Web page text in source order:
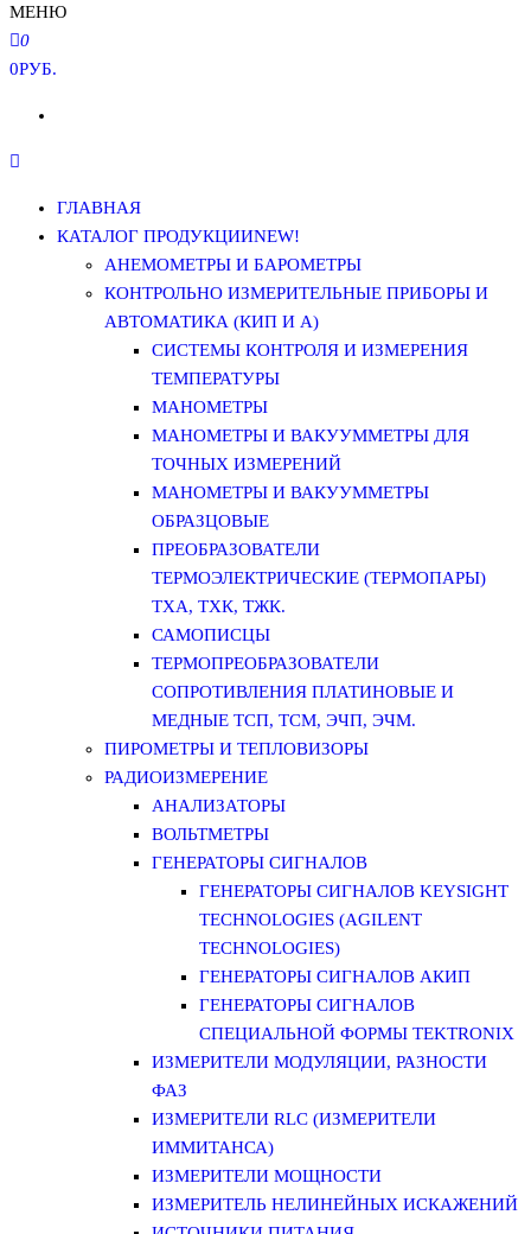
МЕНЮ
0
0РУБ.
ГЛАВНАЯ
КАТАЛОГ ПРОДУКЦИИNEW!
АНЕМОМЕТРЫ И БАРОМЕТРЫ
КОНТРОЛЬНО ИЗМЕРИТЕЛЬНЫЕ ПРИБОРЫ И
АВТОМАТИКА (КИП И А)
СИСТЕМЫ КОНТРОЛЯ И ИЗМЕРЕНИЯ
ТЕМПЕРАТУРЫ
МАНОМЕТРЫ
МАНОМЕТРЫ И ВАКУУММЕТРЫ ДЛЯ
ТОЧНЫХ ИЗМЕРЕНИЙ
МАНОМЕТРЫ И ВАКУУММЕТРЫ
ОБРАЗЦОВЫЕ
ПРЕОБРАЗОВАТЕЛИ
ТЕРМОЭЛЕКТРИЧЕСКИЕ (ТЕРМОПАРЫ)
ТХА, ТХК, ТЖК.
САМОПИСЦЫ
ТЕРМОПРЕОБРАЗОВАТЕЛИ
СОПРОТИВЛЕНИЯ ПЛАТИНОВЫЕ И
МЕДНЫЕ ТСП, ТСМ, ЭЧП, ЭЧМ.
ПИРОМЕТРЫ И ТЕПЛОВИЗОРЫ
РАДИОИЗМЕРЕНИЕ
АНАЛИЗАТОРЫ
ВОЛЬТМЕТРЫ
ГЕНЕРАТОРЫ СИГНАЛОВ
ГЕНЕРАТОРЫ СИГНАЛОВ KEYSIGHT
TECHNOLOGIES (AGILENT
TECHNOLOGIES)
ГЕНЕРАТОРЫ СИГНАЛОВ АКИП
ГЕНЕРАТОРЫ СИГНАЛОВ
СПЕЦИАЛЬНОЙ ФОРМЫ TEKTRONIX
ИЗМЕРИТЕЛИ МОДУЛЯЦИИ, РАЗНОСТИ
ФАЗ
ИЗМЕРИТЕЛИ RLC (ИЗМЕРИТЕЛИ
ИММИТАНСА)
ИЗМЕРИТЕЛИ МОЩНОСТИ
ИЗМЕРИТЕЛЬ НЕЛИНЕЙНЫХ ИСКАЖЕНИЙ